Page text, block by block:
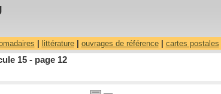
littérature| ouvrages de référence| cartes postales
15 - page 12